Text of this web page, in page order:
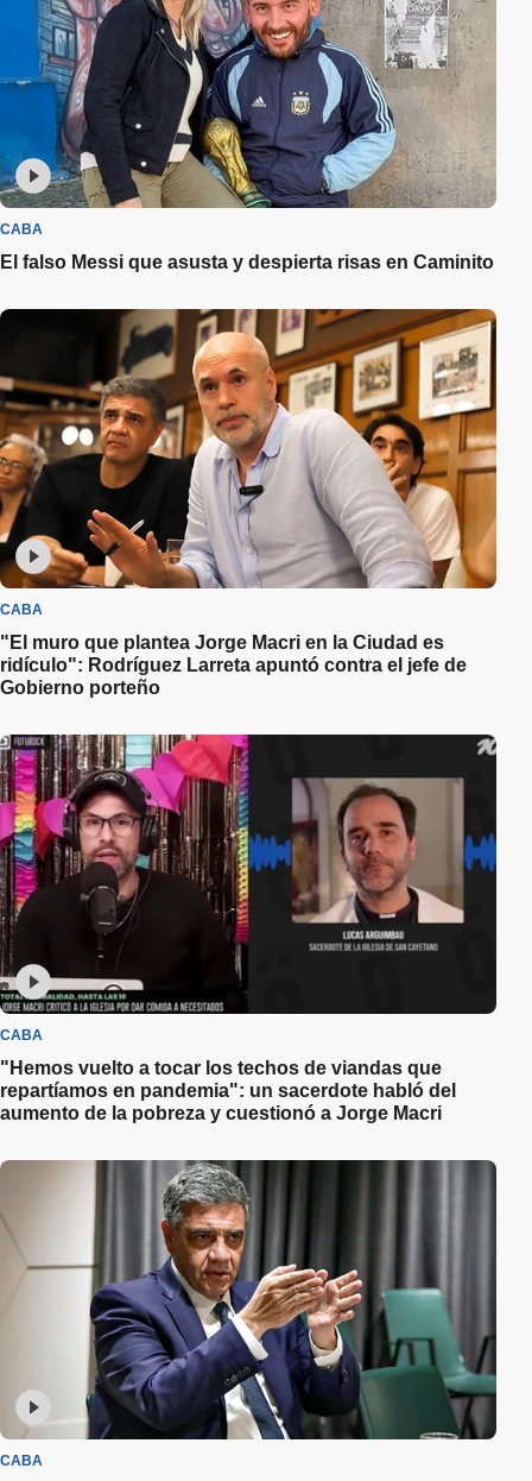
CABA
El falso Messi que asusta y despierta risas en Caminito
CABA
"El muro que plantea Jorge Macri en la Ciudad es
ridículo": Rodríguez Larreta apuntó contra el jefe de
Gobierno porteño
CABA
"Hemos vuelto a tocar los techos de viandas que
repartíamos en pandemia": un sacerdote habló del
aumento de la pobreza y cuestionó a Jorge Macri
CABA